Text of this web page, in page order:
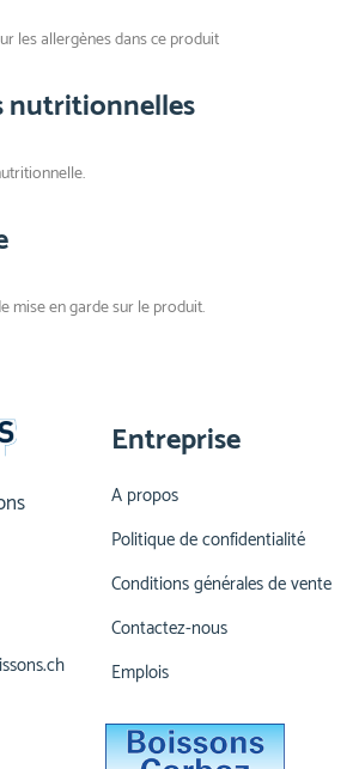
les allergènes dans ce produit
mise en garde sur le produit.
Entreprise
A propos
Politique de confidentialité
Conditions générales de vente
Contactez-nous
Emplois